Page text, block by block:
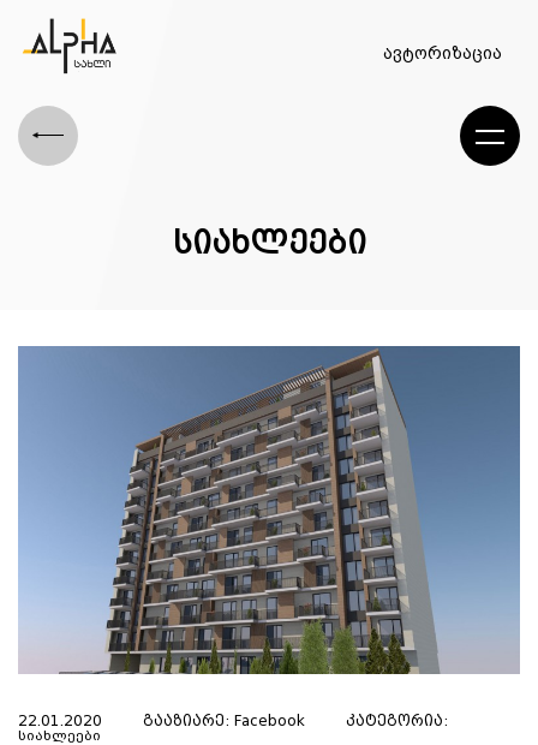
ავტორიზაცია
სიახლეები
22.01.2020 გააზიარე: Facebook
კატეგორია:
Სიახლეები